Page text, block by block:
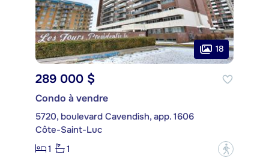
18
289 000 $
Condo à vendre
5720, boulevard Cavendish, app. 1606
Côte-Saint-Luc
1
1 ?